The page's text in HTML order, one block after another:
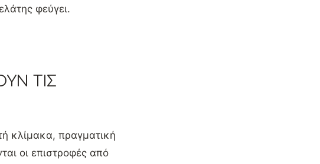
φεύγει.
ΤΙΣ
κλίμακα, πραγματική
οι επιστροφές από